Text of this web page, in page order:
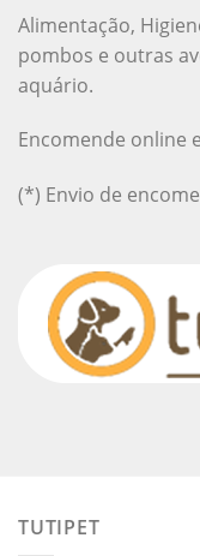
Alimentação,
pombos e outras
aquário.
Encomende online
(*) Envio de
TUTIPET